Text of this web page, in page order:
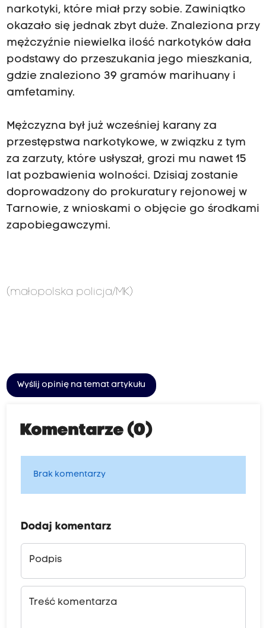
narkotyki, które miał przy sobie. Zawiniątko
okazało się jednak zbyt duże. Znaleziona przy
mężczyźnie niewielka ilość narkotyków dała
podstawy do przeszukania jego mieszkania,
gdzie znaleziono 39 gramów marihuany i
amfetaminy.
Mężczyzna był już wcześniej karany za
przestępstwa narkotykowe, w związku z tym
za zarzuty, które usłyszał, grozi mu nawet 15
lat pozbawienia wolności. Dzisiaj zostanie
doprowadzony do prokuratury rejonowej w
Tarnowie, z wnioskami o objęcie go środkami
zapobiegawczymi.
(małopolska policja/MK)
Wyślij opinię na temat artykułu
Komentarze (0)
Brak komentarzy
Dodaj komentarz
Podpis
Treść komentarza